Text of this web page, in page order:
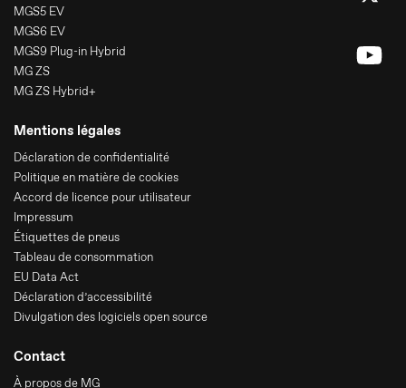
MGS5 EV
MGS6 EV
MGS9 Plug-in Hybrid
MG ZS
MG ZS Hybrid+
Mentions légales
Déclaration de confidentialité
Politique en matière de cookies
Accord de licence pour utilisateur
Impressum
Étiquettes de pneus
Tableau de consommation
EU Data Act
Déclaration d’accessibilité
Divulgation des logiciels open source
Contact
À propos de MG